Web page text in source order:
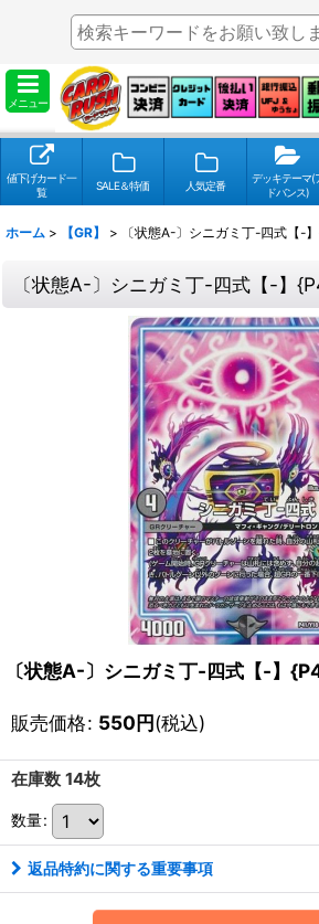
メニュー
値下げカード一
覧
SALE＆特価 人気定番
デッキテーマ(
ドバンス)
ホーム > 【GR】 > 〔状態A-〕シニガミ丁-四式【-
〔状態A-〕シニガミ丁-四式【-】
〔状態A-〕シニガミ丁-四式【-】
販売価格: 550円(税込)
在庫数 14枚
数量:
返品特約に関する重要事項